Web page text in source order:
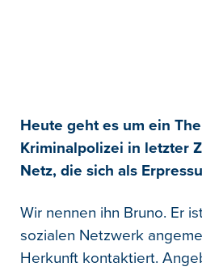
Heute geht es um ein
Kriminalpolizei in letzter
Netz, die sich als
Wir nennen ihn Bruno. Er
sozialen Netzwerk
Herkunft kontaktiert.